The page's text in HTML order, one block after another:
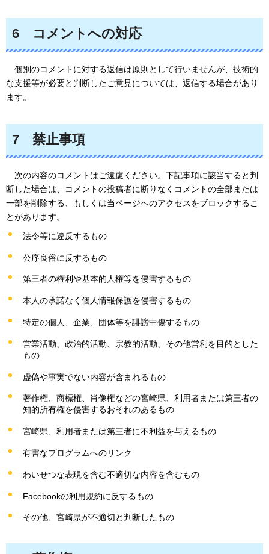
6 コメント への対応
個別のコメントに対する返信は原則として行いませんが、技術的
な支援等が必要と判断したご意見については、返信する場合があり
ます。
7 禁止事項
次の内容のコメントはご遠慮ください。下記事項に該当すると判
断した場合は、コメントの投稿者に断りなくコメントの全部または
一部を削除する、もしくは当ページへのアクセスをブロックするこ
とがあります。
法令等に違反するもの
公序良俗に反するもの
第三者の権利や基本的人権等を侵害するもの
本人の承諾なく個人情報保護を侵害するもの
特定の個人、企業、団体等を誹謗中傷するもの
営業活動、政治的活動、宗教的活動、その他営利を目的とした
もの
虚偽や事実でない内容が含まれるもの
著作権、商標権、肖像権などの宮崎県、利用者または第三者の
知的所有権を侵害するおそれのあるもの
宮崎県、利用者または第三者に不利益を与えるもの
有害なプログラムへのリンク
わいせつな表現を含む不適切な内容を含むもの
Facebookの利用規約に反するもの
その他、宮崎県が不適切と判断したもの